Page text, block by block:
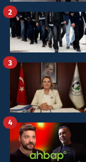
2
3
4